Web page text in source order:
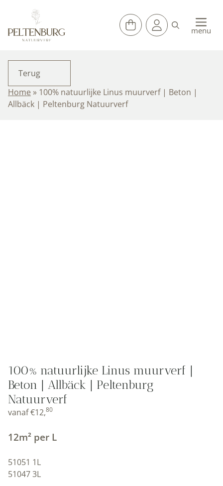
de
inhoud
menu
Terug
Home » 100% natuurlijke Linus muurverf | Beton |
Allbäck | Peltenburg Natuurverf
100% natuurlijke Linus muurverf |
Beton | Allbäck | Peltenburg
Natuurverf
vanaf€12,80
12m² per L
51051 1L
51047 3L